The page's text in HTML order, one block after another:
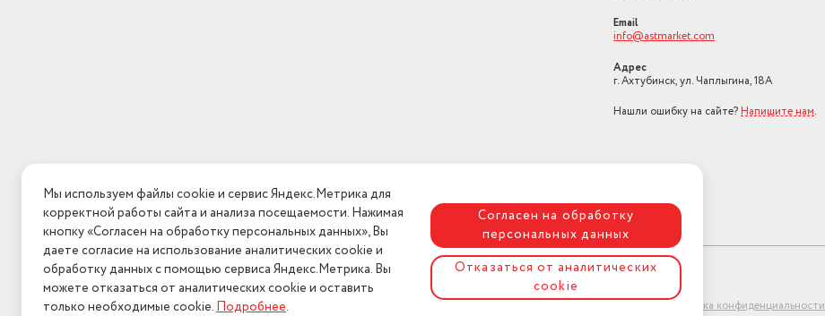
Email
info@astmarket.com
Адрес
г. Ахтубинск, ул. Чаплыгина, 18А
Нашли ошибку на сайте? Напишите нам.
Политика конфиденциальности
Мы используем файлы cookie и сервис Яндекс.Метрика для
корректной работы сайта и анализа посещаемости. Нажимая
кнопку «Согласен на обработку персональных данных», Вы
даете согласие на использование аналитических cookie и
обработку данных с помощью сервиса Яндекс.Метрика. Вы
можете отказаться от аналитических cookie и оставить
только необходимые cookie.Подробнее.
Согласен на обработку
персональных данных
Отказаться от аналитических
cookie